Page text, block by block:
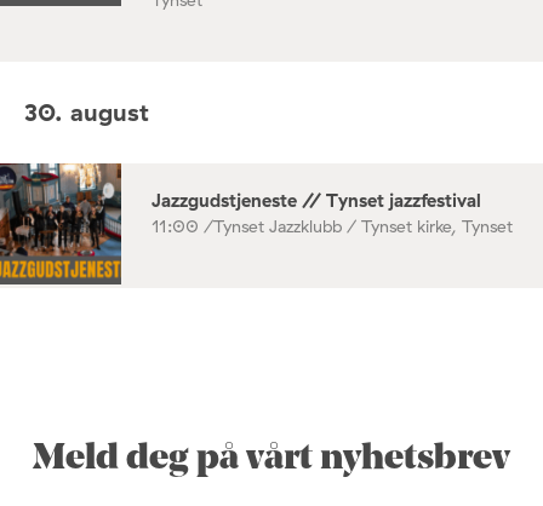
30. august
Jazzgudstjeneste // Tynset jazzfestival
11:00 /Tynset Jazzklubb / Tynset kirke, Tynset
Meld deg på vårt nyhetsbrev